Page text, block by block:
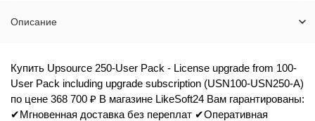
Описание
Купить Upsource 250-User Pack - License upgrade from 100-
User Pack including upgrade subscription (USN100-USN250-A)
по цене 368 700 ₽ В магазине LikeSoft24 Вам гарантированы:
✔Мгновенная доставка без переплат ✔Оперативная